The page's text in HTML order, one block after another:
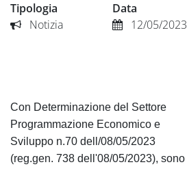
Tipologia
Notizia
Data
12/05/2023
Con Determinazione del Settore
Programmazione Economico e
Sviluppo n.70 dell/08/05/2023
(reg.gen. 738 dell'08/05/2023), sono